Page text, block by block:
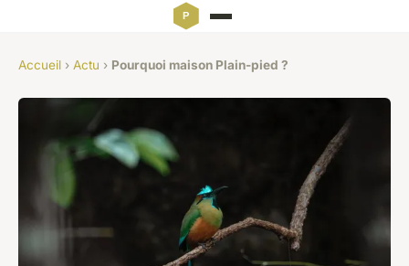
Accueil › Actu › Pourquoi maison Plain-pied ?